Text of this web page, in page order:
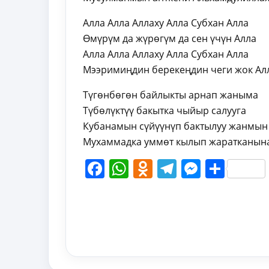
Алла Алла Аллаху Алла Субхан Алла
Өмүрүм да жүрөгүм да сен үчүн Алла
Алла Алла Аллаху Алла Субхан Алла
Мээримиңдин берекеңдин чеги жок
Түгөнбөгөн байлыкты арнап жаныма
Түбөлүктүү бакытка чыйыр салууга
Кубанамын сүйүүнүп бактылуу жанмын
Мухаммадка уммөт кылып
Facebook
WhatsApp
Telegram
Share